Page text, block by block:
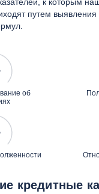
путем
об
кредитные